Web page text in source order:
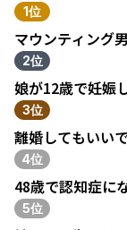
1位
マウンティング
2位
娘が12歳で妊娠
3位
離婚してもいい
4位
48歳で認知症に
5位